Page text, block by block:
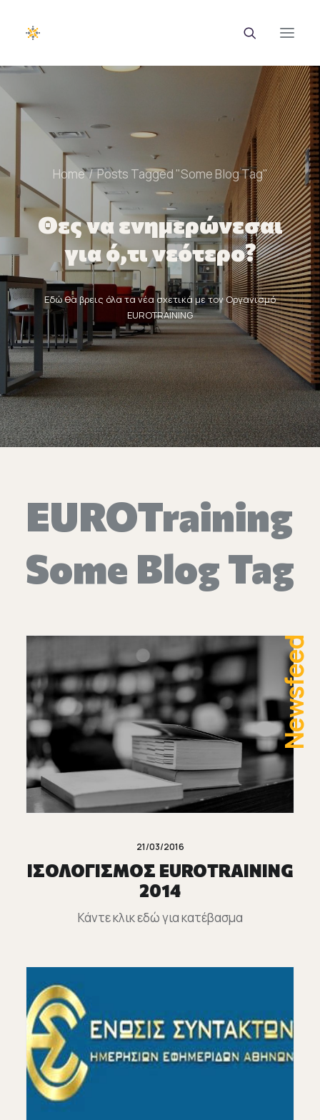
EUROTRAINING
ΣΑΕΚ
Σεμινάρια
Ευρωπαϊκά Προγράμματα
Εθνικά Προγράμματα
Voucher
Νέα & Ανακοινώσεις
Επικοινωνία
Ευκαιρίες Καριέρας
e-mathisi
Home Posts Tagged "Some Blog Tag"
Θες να ενημερώνεσαι
για ό,τι νεότερο?
Εδώ θα βρεις όλα τα νέα σχετικά με τον Οργανισμό
EUROTRAINING
EUROTraining
Some Blog Tag
21/03/2016
ΙΣΟΛΟΓΙΣΜΟΣ EUROTRAINING
2014
Κάντε κλικ εδώ για κατέβασμα
Newsfeed